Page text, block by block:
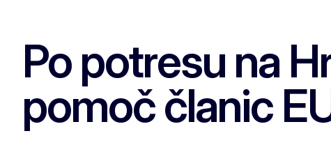
Po potresu na
pomoč članic